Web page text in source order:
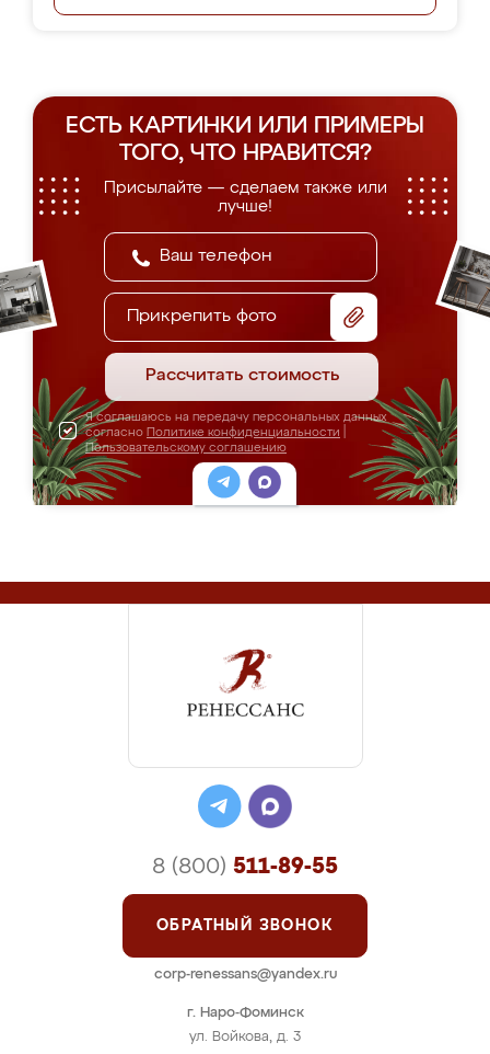
ЕСТЬ КАРТИНКИ ИЛИ ПРИМЕРЫ
ТОГО, ЧТО НРАВИТСЯ?
Присылайте — сделаем также или
лучше!
Прикрепить фото
Рассчитать стоимость
Я соглашаюсь на передачу персональных данных
согласно Политике конфиденциальности
Пользовательскому соглашению
г. Наро-Фоминск
ул. Войкова, д. 3
8 (800) 511-89-55
ОБРАТНЫЙ ЗВОНОК
corp-renessans@yandex.ru